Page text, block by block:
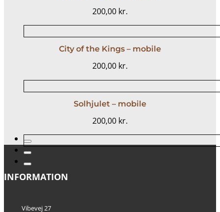
200,00 kr.
City of the Kings – mobile
200,00 kr.
Solhjulet – mobile
200,00 kr.
INFORMATION
Vibevej 27